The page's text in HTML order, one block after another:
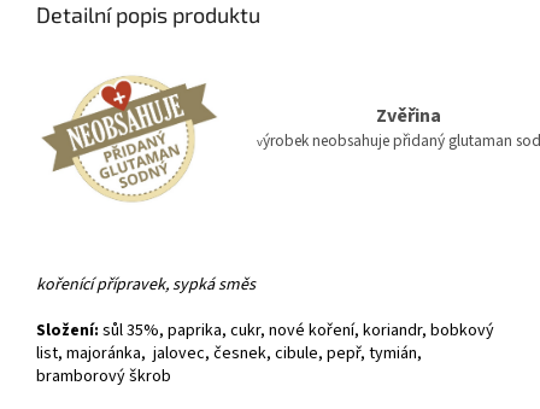
Detailní popis produktu
Zvěřina
výrobek neobsahuje přidaný glutaman
kořenící přípravek, sypká směs
Složení: sůl 35%, paprika, cukr, nové koření, koriandr, bobkový
list, majoránka, jalovec, česnek, cibule, pepř, tymián,
bramborový škrob